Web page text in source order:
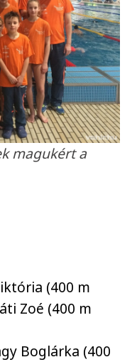
magukért a
(400 m
Zoé (400 m
Boglárka (400